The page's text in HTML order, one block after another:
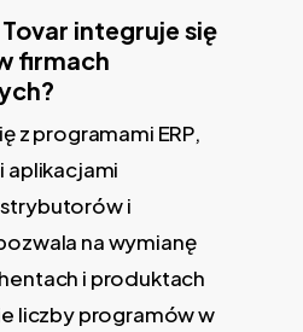
Tovar integruje się
firmach
z programami ERP,
aplikacjami
i
na wymianę
i produktach
liczby programów w